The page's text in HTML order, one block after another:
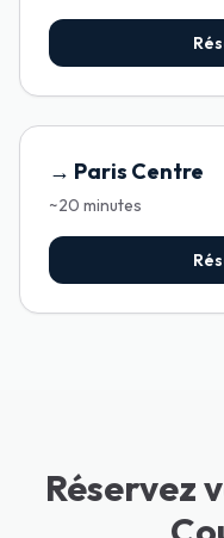
→ Paris Centre
~20 minutes
Réservez